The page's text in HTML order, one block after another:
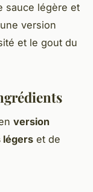
sauce légère et
version
et le gout du
version
légers et de